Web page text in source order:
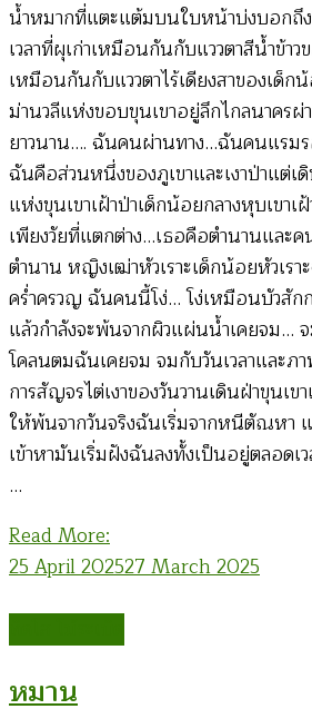
น้ำหมากที่แตะแต้มบนใบหน้าบ่งบอกถึ
เวลาที่ผุเก่าเหมือนกันกับแววตาสีน้ำข้า
เหมือนกันกับแววตาไร้เดียงสาของเด็ก
ม่านวลีแห่งขอบขุนเขาอยู่ลึกไกลนาคร
ยาวนาน…. ฉันคนผ่านทาง…ฉันคนแรม
ฉันคือส่วนหนึ่งของภูเขาและเงาป่าแต่
แห่งขุนเขาเฝ้าป่าเด็กน้อยกลางหุบเขา
เพียงวัยที่แตกต่าง…เธอคือตำนานและค
ตำนาน หญิงเฒ่าหัวเราะเด็กน้อยหัวเรา
คร่ำครวญ ฉันคนนี้โง่… โง่เหมือนบัวสั
แล้วกำลังจะพ้นจากผิวแผ่นน้ำเคยจม…
โคลนตมฉันเคยจม จมกับวันเวลาและ
การสัญจรไต่เงาของวันวานเดินฝ่าขุนเ
ให้พ้นจากวันจริงฉันเริ่มจากหนีตัณหา
เข้าหามันเริ่มฝังฉันลงทั้งเป็นอยู่ตลอดเ
…
Read More:
25 April 202527 March 2025
หมาน